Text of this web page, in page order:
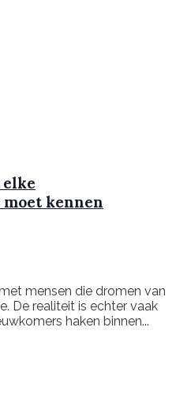
elke
kennen
mensen die dromen van
De realiteit is echter vaak
haken binnen...